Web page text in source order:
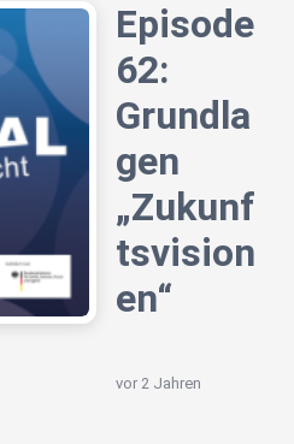
Episode
62:
Grundla
gen
„Zukunf
tsvision
en“
vor 2 Jahren